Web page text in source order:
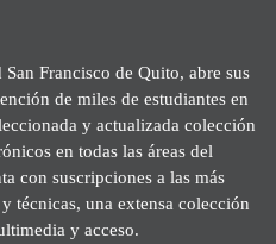
Francisco de Quito, abre sus
de miles de estudiantes en
y actualizada colección
en todas las áreas del
con suscripciones a las más
técnicas, una extensa colección
y acceso.